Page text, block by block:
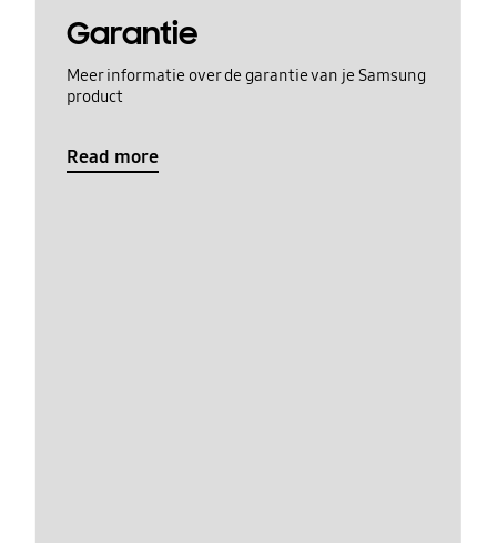
Garantie
Meer informatie over de garantie van je Samsung
product
Read more